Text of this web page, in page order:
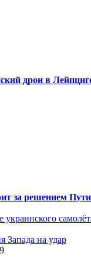
дрон в
за решением
Запада на удар